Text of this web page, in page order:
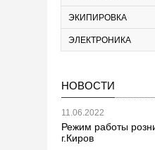
ЭКИПИРОВКА
ЭЛЕКТРОНИКА
НОВОСТИ
11.06.2022
Режим работы
г.Киров